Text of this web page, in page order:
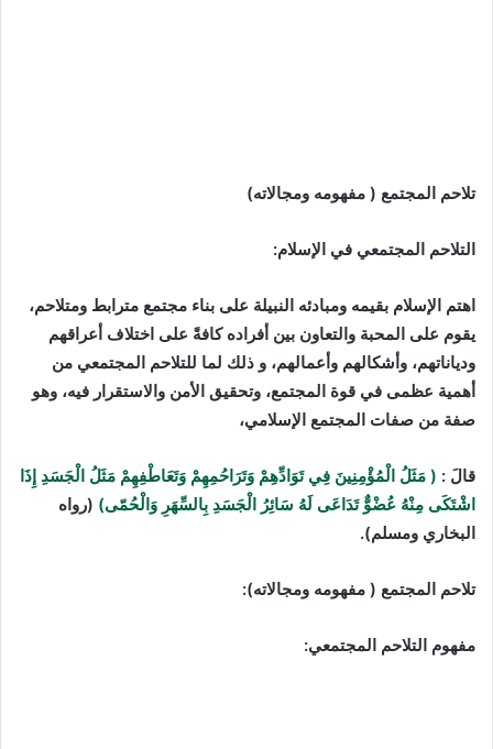
تلاحم المجتمع ( مفهومه ومجالاته)
التلاحم المجتمعي في الإسلام:
اهتم الإسلام بقيمه ومبادئه النبيلة على بناء مجتمع مترابط ومتلاحم،
يقوم على المحبة والتعاون بين أفراده كافةً على اختلاف أعراقهم
ودياناتهم، وأشكالهم وأعمالهم، و ذلك لما للتلاحم المجتمعي من
أهمية عظمى في قوة المجتمع، وتحقيق الأمن والاستقرار فيه، وهو
صفة من صفات المجتمع الإسلامي،
قالَ : ( مَثَلُ الْمُؤْمِنِينَ فِي تَوَادِّهِمْ وَتَرَاحُمِهِمْ وَتَعَاطْفِهِمْ مَثَلُ الْجَسَدِ إِذَا
اشْتَكَى مِنْهُ عُضْوٌّ تَدَاعَى لَهُ سَائِرُ الْجَسَدِ بِالسِّهَرِ وَالْحُمّى) (رواه
البخاري ومسلم).
تلاحم المجتمع ( مفهومه ومجالاته):
مفهوم التلاحم المجتمعي: